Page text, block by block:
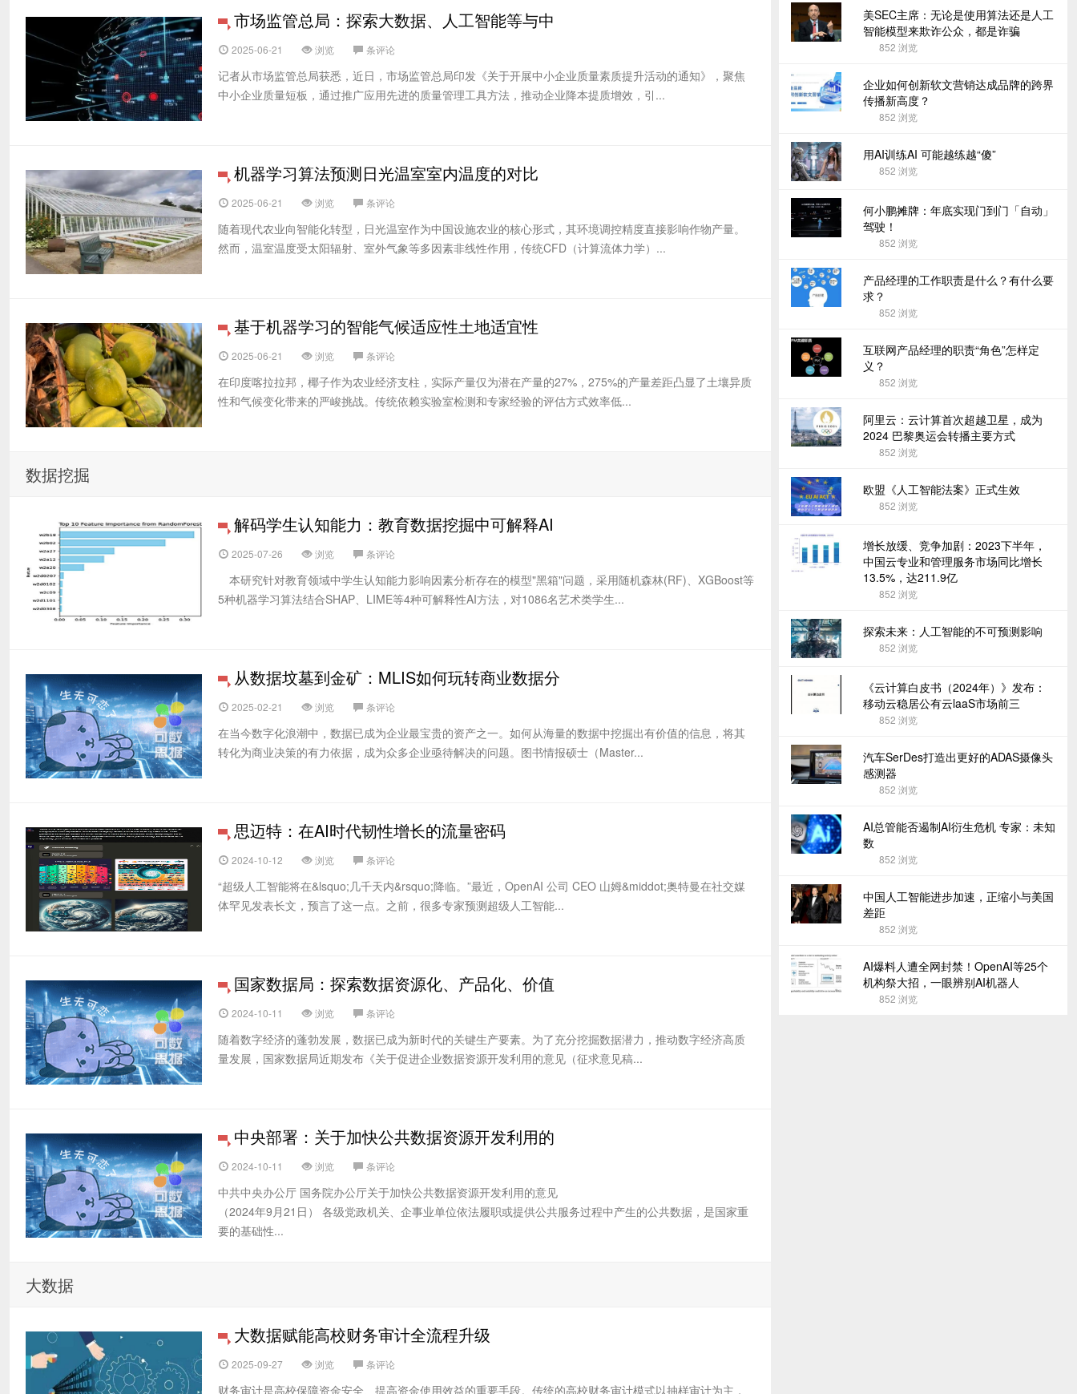
市场监管总局：探索大数据、人工智能等与中
2025-06-21 浏览 条评论
记者从市场监管总局获悉，近日，市场监管总局印发《关于开展中小企业质量素质提升活动的通知》，聚焦
中小企业质量短板，通过推广应用先进的质量管理工具方法，推动企业降本提质增效，引...
机器学习算法预测日光温室室内温度的对比
2025-06-21 浏览 条评论
随着现代农业向智能化转型，日光温室作为中国设施农业的核心形式，其环境调控精度直接影响作物产量。
然而，温室温度受太阳辐射、室外气象等多因素非线性作用，传统CFD（计算流体力学）...
基于机器学习的智能气候适应性土地适宜性
2025-06-21 浏览 条评论
在印度喀拉拉邦，椰子作为农业经济支柱，实际产量仅为潜在产量的27%，275%的产量差距凸显了土壤异质
性和气候变化带来的严峻挑战。传统依赖实验室检测和专家经验的评估方式效率低...
数据挖掘
解码学生认知能力：教育数据挖掘中可解释AI
2025-07-26 浏览 条评论
本研究针对教育领域中学生认知能力影响因素分析存在的模型"黑箱"问题，采用随机森林(RF)、XGBoost等
5种机器学习算法结合SHAP、LIME等4种可解释性AI方法，对1086名艺术类学生...
从数据坟墓到金矿：MLIS如何玩转商业数据分
2025-02-21 浏览 条评论
在当今数字化浪潮中，数据已成为企业最宝贵的资产之一。如何从海量的数据中挖掘出有价值的信息，将其
转化为商业决策的有力依据，成为众多企业亟待解决的问题。图书情报硕士（Master...
思迈特：在AI时代韧性增长的流量密码
2024-10-12 浏览 条评论
“超级人工智能将在&lsquo;几千天内&rsquo;降临。”最近，OpenAI 公司 CEO 山姆&middot;奥特曼在社交媒
体罕见发表长文，预言了这一点。之前，很多专家预测超级人工智能...
国家数据局：探索数据资源化、产品化、价值
2024-10-11 浏览 条评论
随着数字经济的蓬勃发展，数据已成为新时代的关键生产要素。为了充分挖掘数据潜力，推动数字经济高质
量发展，国家数据局近期发布《关于促进企业数据资源开发利用的意见（征求意见稿...
中央部署：关于加快公共数据资源开发利用的
2024-10-11 浏览 条评论
中共中央办公厅 国务院办公厅关于加快公共数据资源开发利用的意见
（2024年9月21日） 各级党政机关、企事业单位依法履职或提供公共服务过程中产生的公共数据，是国家重
要的基础性...
大数据
大数据赋能高校财务审计全流程升级
2025-09-27 浏览 条评论
财务审计是高校保障资金安全、提高资金使用效益的重要手段。传统的高校财务审计模式以抽样审计为主，
美SEC主席：无论是使用算法还是人工
智能模型来欺诈公众，都是诈骗
852 浏览
企业如何创新软文营销达成品牌的跨界
传播新高度？
852 浏览
用AI训练AI 可能越练越“傻”
852 浏览
何小鹏摊牌：年底实现门到门「自动」
驾驶！
852 浏览
产品经理的工作职责是什么？有什么要
求？
852 浏览
互联网产品经理的职责“角色”怎样定
义？
852 浏览
阿里云：云计算首次超越卫星，成为
2024 巴黎奥运会转播主要方式
852 浏览
欧盟《人工智能法案》正式生效
852 浏览
增长放缓、竞争加剧：2023下半年，
中国云专业和管理服务市场同比增长
13.5%，达211.9亿
852 浏览
探索未来：人工智能的不可预测影响
852 浏览
《云计算白皮书（2024年）》发布：
移动云稳居公有云laaS市场前三
852 浏览
汽车SerDes打造出更好的ADAS摄像头
感测器
852 浏览
AI总管能否遏制AI衍生危机 专家：未知
数
852 浏览
中国人工智能进步加速，正缩小与美国
差距
852 浏览
AI爆料人遭全网封禁！OpenAI等25个
机构祭大招，一眼辨别AI机器人
852 浏览